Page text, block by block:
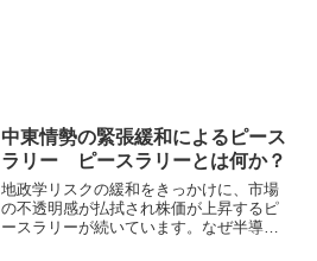
中東情勢の緊張緩和によるピース
ラリー ピースラリーとは何か？
地政学リスクの緩和をきっかけに、市場
の不透明感が払拭され株価が上昇するピ
ースラリーが続いています。なぜ半導体